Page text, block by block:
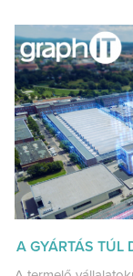
A GYÁRTÁS TÚL